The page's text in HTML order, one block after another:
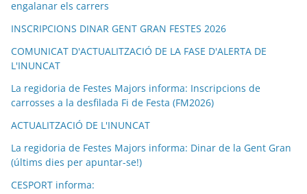
engalanar els carrers
INSCRIPCIONS DINAR GENT GRAN FESTES 2026
COMUNICAT D'ACTUALITZACIÓ DE LA FASE D'ALERTA DE
L'INUNCAT
La regidoria de Festes Majors informa: Inscripcions de
carrosses a la desfilada Fi de Festa (FM2026)
ACTUALITZACIÓ DE L'INUNCAT
La regidoria de Festes Majors informa: Dinar de la Gent Gran
(últims dies per apuntar-se!)
CESPORT informa: